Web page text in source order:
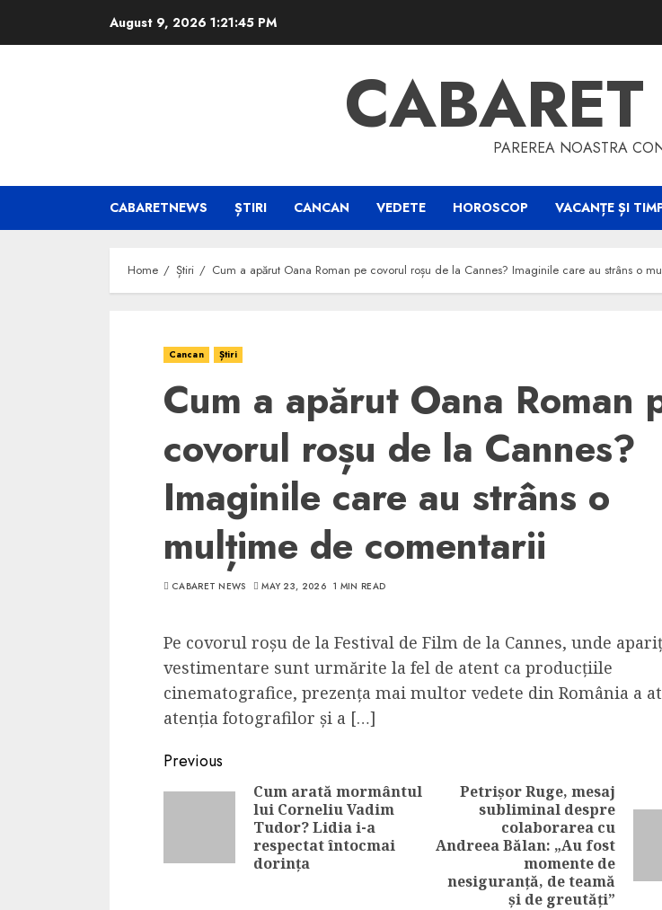
August 9, 2026 1:21:46 PM
PAREREA NOASTRA
CABARETNEWS ȘTIRI CANCAN VEDETE HOROSCOP VACANȚE ȘI
Home Știri Cum a apărut Oana Roman pe covorul roșu de la Cannes? Imaginile care au strâns o
Cancan Știri
Cum a apărut Oana Roman
covorul roșu de la Cannes?
Imaginile care au strâns o
mulțime de comentarii
CABARET NEWS MAY 23, 2026 1 MIN READ
Pe covorul roșu de la Festival de Film de la Cannes, unde
vestimentare sunt urmărite la fel de atent ca producțiile
cinematografice, prezența mai multor vedete din România a
atenția fotografilor și a […]
Continue
Reading
Previous
Previous
post:
Cum arată mormântul
lui Corneliu Vadim
Tudor? Lidia i-a
respectat întocmai
dorința
Next
Petrișor Ruge, mesaj
subliminal despre
colaborarea cu
Andreea Bălan: „Au fost
momente de
nesiguranță, de teamă
și de greutăți”